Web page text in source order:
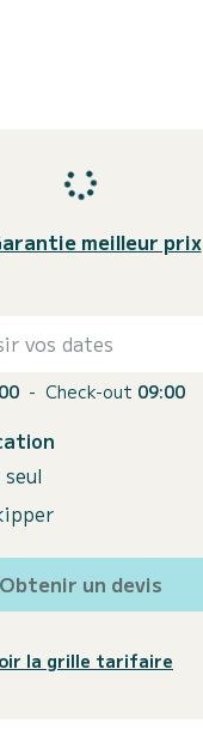
meilleur prix
vos dates
- Check-out 09:00
Obtenir un devis
la grille tarifaire